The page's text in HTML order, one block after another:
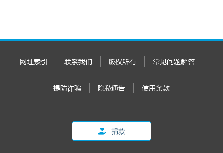
网址索引 联系我们 版权所有 常见问题解答
提防诈骗 隐私通告 使用条款
捐款